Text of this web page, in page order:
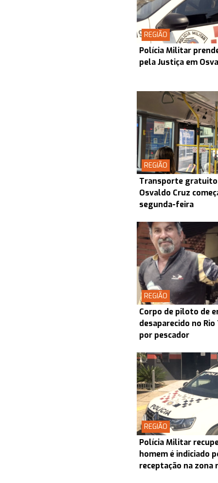
REGIÃO
Polícia Militar
pela Justiça em
REGIÃO
Transporte
Osvaldo Cruz
segunda-feira
REGIÃO
Corpo de piloto de
desaparecido no
por pescador
REGIÃO
Polícia Militar
homem é indiciado
receptação na zona